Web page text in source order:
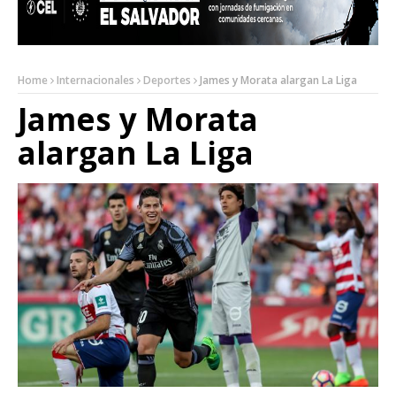
Home Internacionales Deportes James y Morata alargan La Liga
James y Morata
alargan La Liga